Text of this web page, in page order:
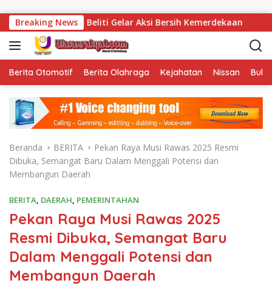
Breaking News
Gelar Aksi Bersih Kemerdekaan Vonis Korupsi
Berita Otomotif Berita Olahraga Kejahatan Nissan
Beranda BERITA
Pekan Raya Musi Rawas 2025 Resmi
Dibuka, Semangat Baru Dalam Menggali Potensi dan
Membangun Daerah
BERITA, DAERAH, PEMERINTAHAN
Pekan Raya Musi Rawas 2025
Resmi Dibuka, Semangat Baru
Dalam Menggali Potensi dan
Membangun Daerah